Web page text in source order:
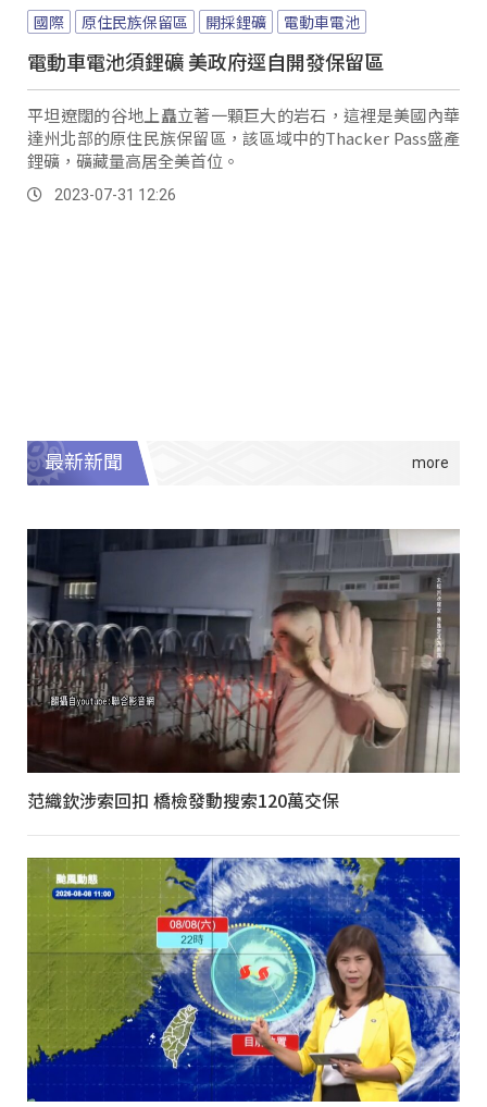
國際 原住民族保留區 開採鋰礦 電動車電池
電動車電池須鋰礦 美政府逕自開發保留區
平坦遼闊的谷地上矗立著一顆巨大的岩石，這裡是美國內華
達州北部的原住民族保留區，該區域中的Thacker Pass盛產
鋰礦，礦藏量高居全美首位。
2023-07-31 12:26
最新新聞
范織欽涉索回扣 橋檢發動搜索120萬交保